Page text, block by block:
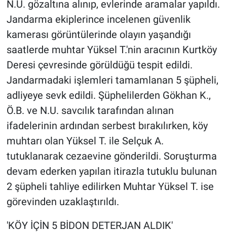
N.U. gözaltına alınıp, evlerinde aramalar yapıldı.
Jandarma ekiplerince incelenen güvenlik
kamerası görüntülerinde olayın yaşandığı
saatlerde muhtar Yüksel T.'nin aracının Kurtköy
Deresi çevresinde görüldüğü tespit edildi.
Jandarmadaki işlemleri tamamlanan 5 şüpheli,
adliyeye sevk edildi. Şüphelilerden Gökhan K.,
Ö.B. ve N.U. savcılık tarafından alınan
ifadelerinin ardından serbest bırakılırken, köy
muhtarı olan Yüksel T. ile Selçuk A.
tutuklanarak cezaevine gönderildi. Soruşturma
devam ederken yapılan itirazla tutuklu bulunan
2 şüpheli tahliye edilirken Muhtar Yüksel T. ise
görevinden uzaklaştırıldı.
'KÖY İÇİN 5 BİDON DETERJAN ALDIK'